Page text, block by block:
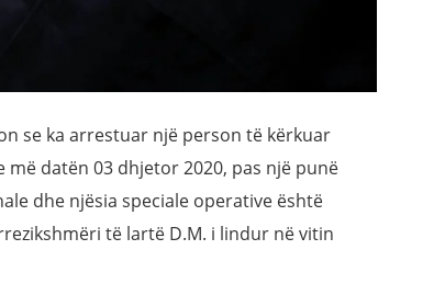
se ka arrestuar një person të kërkuar
datën 03 dhjetor 2020, pas një punë
dhe njësia speciale operative është
të lartë D.M. i lindur në vitin